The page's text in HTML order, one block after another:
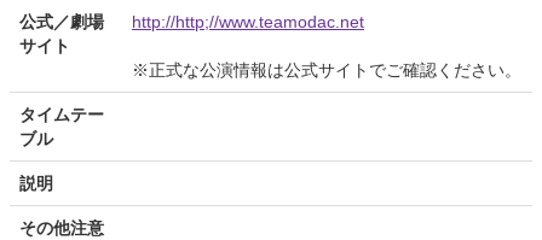
公式／劇場
サイト
http://http;//www.teamodac.net
※正式な公演情報は公式サイトでご確認ください。
タイムテー
ブル
説明
その他注意